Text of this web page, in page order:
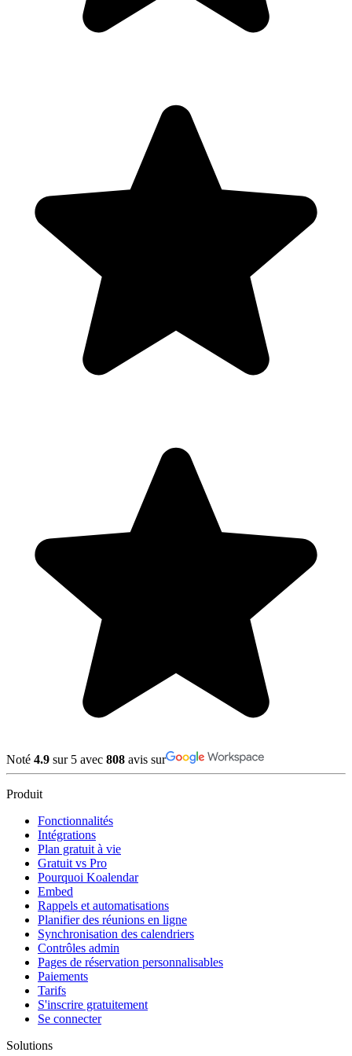
Noté 4.9 sur 5 avec 808 avis sur
Produit
Fonctionnalités
Intégrations
Plan gratuit à vie
Gratuit vs Pro
Pourquoi Koalendar
Embed
Rappels et automatisations
Planifier des réunions en ligne
Synchronisation des calendriers
Contrôles admin
Pages de réservation personnalisables
Paiements
Tarifs
S'inscrire gratuitement
Se connecter
Solutions